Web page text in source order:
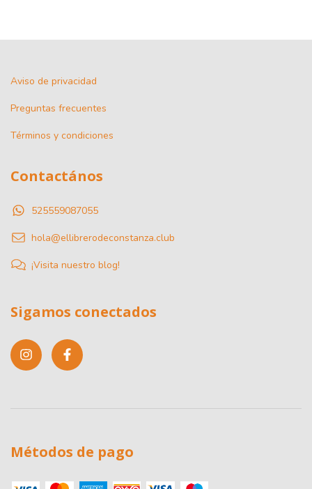
Aviso de privacidad
Preguntas frecuentes
Términos y condiciones
Contactános
525559087055
hola@ellibrerodeconstanza.club
¡Visita nuestro blog!
Sigamos conectados
Métodos de pago